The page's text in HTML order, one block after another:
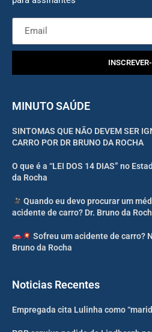
MINUTO SAÚDE
SINTOMAS QUE NÃO DEVEM SER
CARRO POR DR BRUNO DA ROCHA
O que é a “LEI DOS 14 DIAS” no
da Rocha
Quando eu devo procurar um
acidente de carro? Dr. Bruno da
Sofreu um acidente de carro?
Bruno da Rocha
Noticias Recentes
Empregada cita Lulinha como